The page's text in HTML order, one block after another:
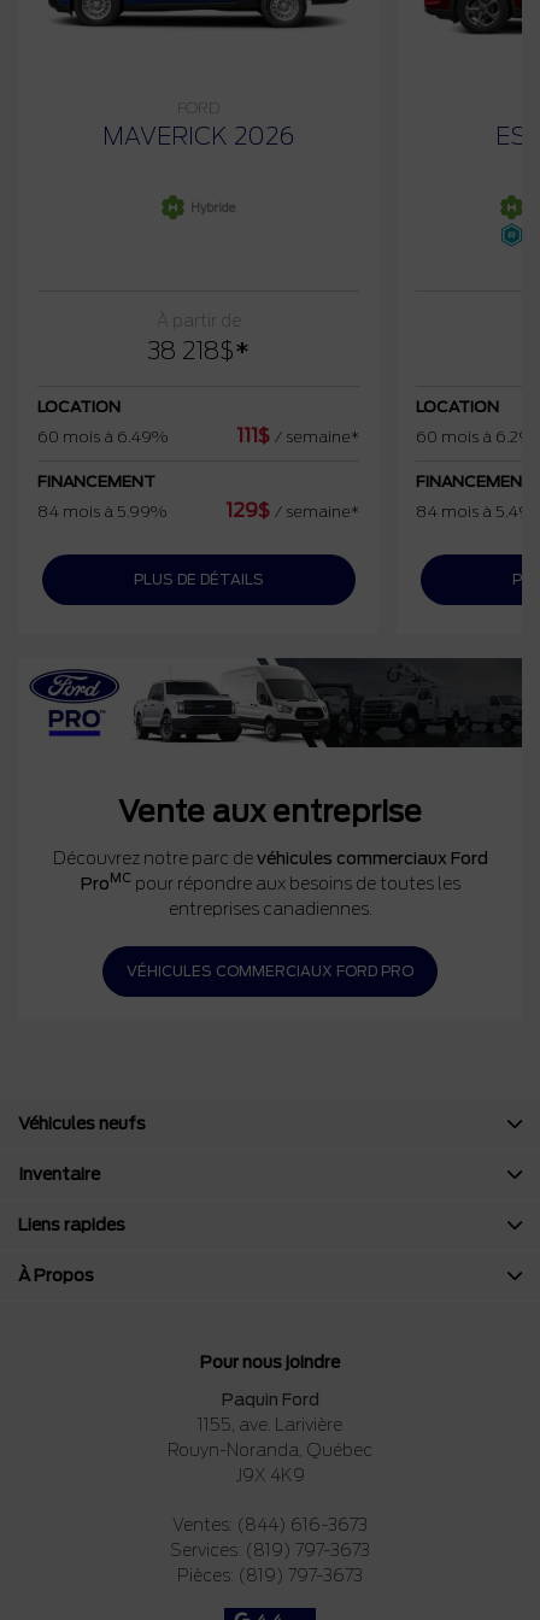
FORD
MAVERICK 2026
Hybride
À partir de
38 218$*
LOCATION
60 mois à 6.49%
111$ / semaine*
FINANCEMENT
84 mois à 5.99%
129$ / semaine*
PLUS DE DÉTAILS
LOCATION
60 mois à
FINANCEMENT
84 mois à
Vente aux entreprise
Découvrez notre parc devéhicules commerciaux Ford
Pro MC pour répondre aux besoins de toutes les
entreprises canadiennes.
VÉHICULES COMMERCIAUX FORD PRO
Pour nous joindre
Paquin Ford
1155, ave. Larivière
Rouyn-Noranda Québec
J9X 4K9
Ventes: (844) 616-3673
Services: (819) 797-3673
Pièces: (819) 797-3673
Véhicules neufs
Inventaire
Liens rapides
À Propos